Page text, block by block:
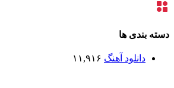
دسته بندی ها
دانلود آهنگ ۱۱,۹۱۶